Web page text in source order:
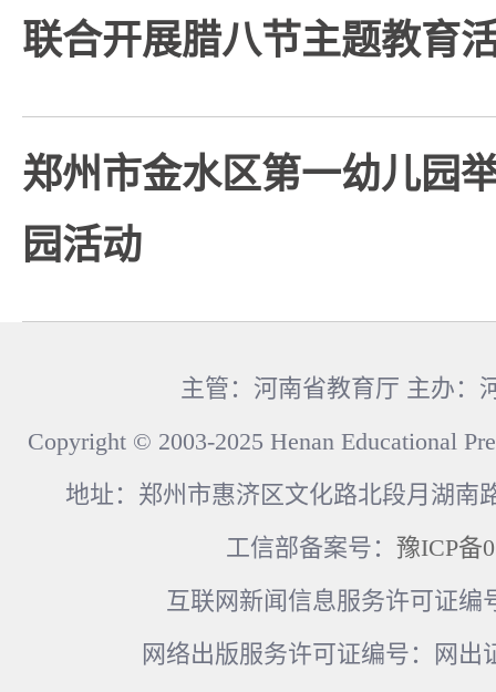
联合开展腊八节主题教育
郑州市金水区第一幼儿园
园活动
主管：河南省教育厅 主办：
Copyright © 2003-2025 Henan Educational
地址：郑州市惠济区文化路北段月湖南
工信部备案号： 豫ICP备
互联网新闻信息服务许可证编
网络出版服务许可证编号：网出